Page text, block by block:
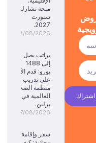
اشتراك
منحة تشارلز
ستورت
2027.
08/08/2026
براتب يصل
إلى 1488
يورو: قدم الآن
على تدريب
منظمة الصحة
العالمية في
برلين.
07/08/2026
سفر وإقامة